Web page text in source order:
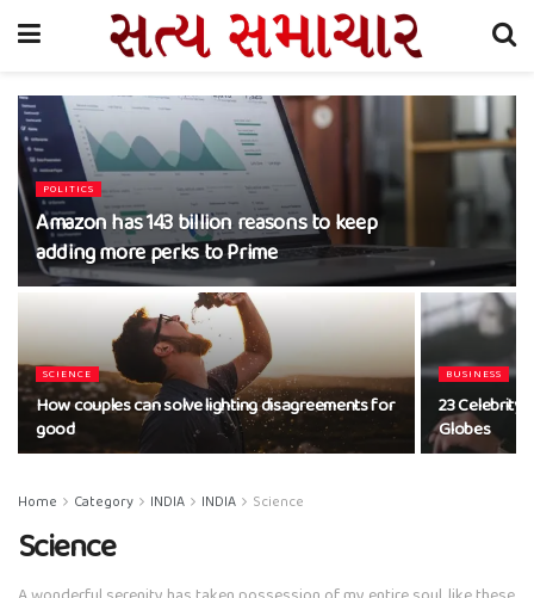
POLITICS
Amazon has 143 billion reasons to keep
adding more perks to Prime
SCIENCE
How couples can solve lighting disagreements for
good
BUSINESS
23 Celebrity
Globes
Home Category INDIA INDIA Science
Science